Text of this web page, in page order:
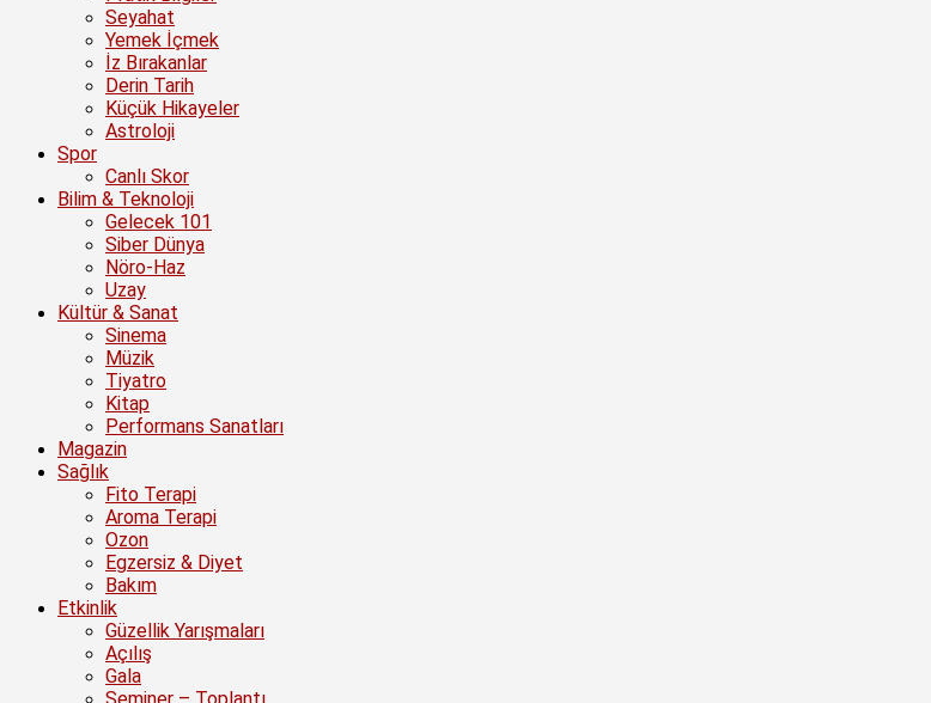
Seyahat
Yemek İçmek
İz Bırakanlar
Derin Tarih
Küçük Hikayeler
Astroloji
Spor
Canlı Skor
Bilim & Teknoloji
Gelecek 101
Siber Dünya
Nöro-Haz
Uzay
Kültür & Sanat
Sinema
Müzik
Tiyatro
Kitap
Performans Sanatları
Magazin
Sağlık
Fito Terapi
Aroma Terapi
Ozon
Egzersiz & Diyet
Bakım
Etkinlik
Güzellik Yarışmaları
Açılış
Gala